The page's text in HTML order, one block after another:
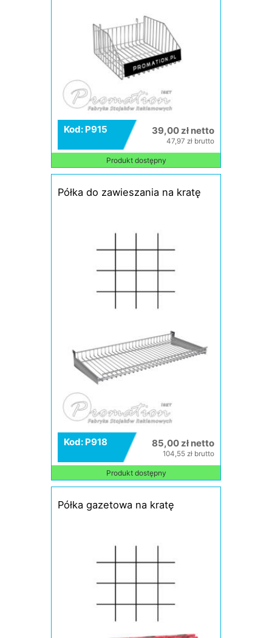
Kod: P915 39,00 zł netto
47,97 zł brutto
Produkt dostępny
Półka do zawieszania na kratę
Kod: P918 85,00 zł netto
104,55 zł brutto
Produkt dostępny
Półka gazetowa na kratę